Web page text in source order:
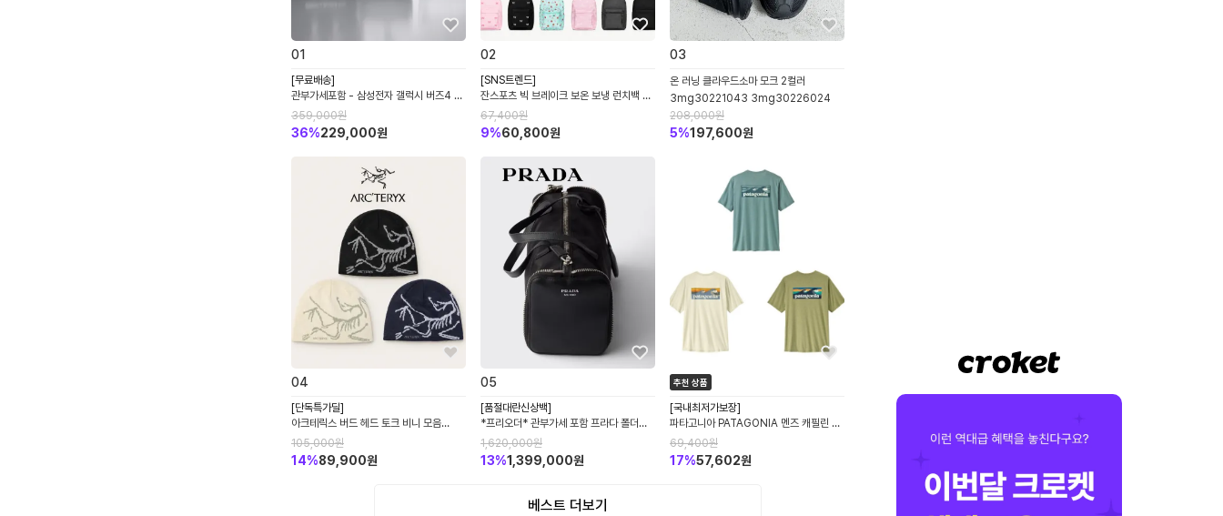
01
[무료배송]
관부가세포함 - 삼성전자 갤럭시 버즈4 프
로 R640 노이즈캔슬링 ANC 블루투스 무
선 이어폰 관세포함
359,000원
36%229,000원
02
[SNS트렌드]
잔스포츠 빅 브레이크 보온 보냉 런치백 도
67,400원
9%60,800원
03
온 러닝 클라우드소마 모크 2컬러
3mg30221043 3mg30226024
208,000원
5%197,600원
04
[단독특가딜]
아크테릭스 버드 헤드 토크 비니 모음
6756
105,000원
14%89,900원
05
[품절대란신상백]
*프리오더* 관부가세 포함 프라다 폴더블
미니 더플백 아우스 리나일론 운트 레더
1TT348_2ZRY_F0002
1,620,000원
13%1,399,000원
추천 상품
[국내최저가보장]
파타고니아 PATAGONIA 멘즈 캐필린 케
플린 쿨 데일리 보드숏 그레잇 웨이브 로고
반팔 티셔츠 45481 45456
69,400원
17%57,602원
베스트 더보기